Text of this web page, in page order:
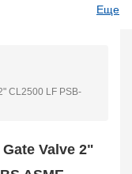
Еще
CL2500 LF PSB-
Valve 2"